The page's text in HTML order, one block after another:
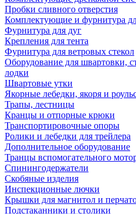
Пробки сливного отверстия
Комплектующие и фурнитура
Фурнитура для дуг
Крепления для тента
Фурнитура для ветровых стекол
Оборудование для швартовки,
лодки
Швартовые утки
Якорные лебедки, якоря и
Трапы, лестницы
Кранцы и отпорные крюки
Транспортировочные опоры
Ролики и лебедки для трейлера
Дополнительное оборудование
Транцы вспомогательного
Спинингодержатели
Скобяные изделия
Инспекционные лючки
Крышки для магнитол и
Подстаканники и столики